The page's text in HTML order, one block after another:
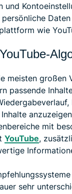
und
wie
meisten großen
passende
mit
YouTube,
sehr